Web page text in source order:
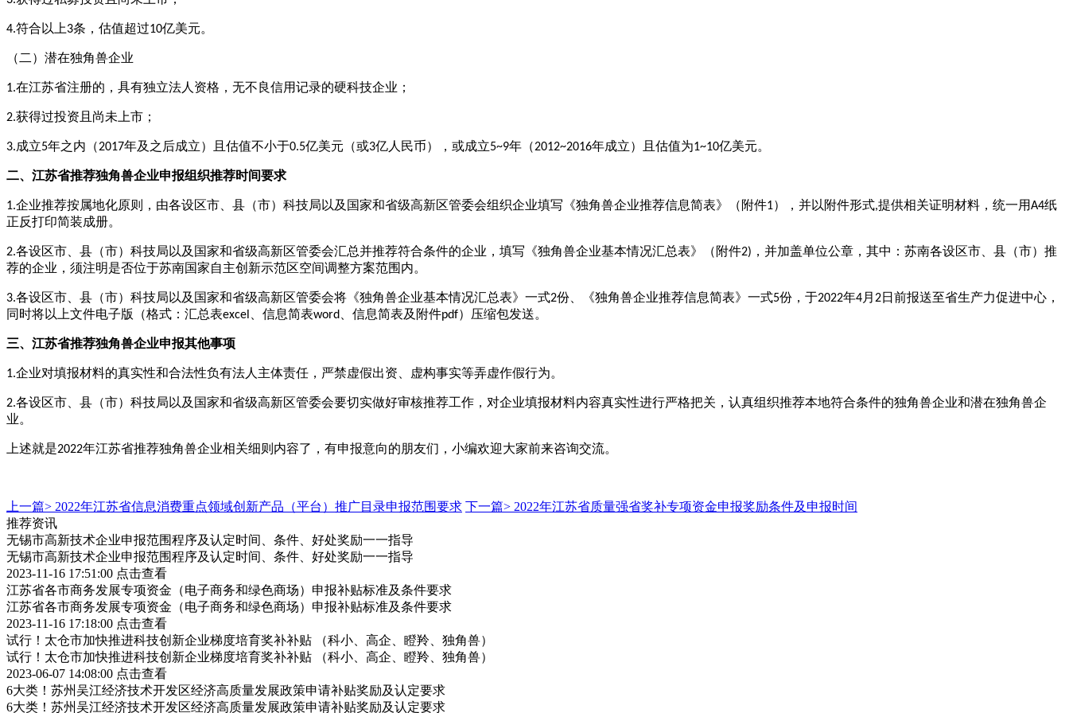
4.符合以上3条，估值超过10亿美元。
（二）潜在独角兽企业
1.在江苏省注册的，具有独立法人资格，无不良信用记录的硬科技企业；
2.获得过投资且尚未上市；
3.成立5年之内（2017年及之后成立）且估值不小于0.5亿美元（或3亿人民币），或成立5~9年（2012~2016年成立）且估值为1~10亿美元。
二、 江苏省推荐独角兽企业申报组织推荐时间要求
1.企业推荐按属地化原则，由各设区市、县（市）科技局以及国家和省级高新区管委会组织企业填写《独角兽企业推荐信息简表》（附件1），并以附件形式,提供相关证明材料，统一用A4纸
正反打印简装成册。
2.各设区市、县（市）科技局以及国家和省级高新区管委会汇总并推荐符合条件的企业，填写《独角兽企业基本情况汇总表》（附件2)，并加盖单位公章，其中：苏南各设区市、县（市）推
荐的企业，须注明是否位于苏南国家自主创新示范区空间调整方案范围内。
3.各设区市、县（市）科技局以及国家和省级高新区管委会将《独角兽企业基本情况汇总表》一式2份、《独角兽企业推荐信息简表》一式5份，于2022年4月2日前报送至省生产力促进中心，
同时将以上文件电子版（格式：汇总表excel、信息简表word、信息简表及附件pdf）压缩包发送。
三、 江苏省推荐独角兽企业申报其他事项
1.企业对填报材料的真实性和合法性负有法人主体责任，严禁虚假出资、虚构事实等弄虚作假行为。
2.各设区市、县（市）科技局以及国家和省级高新区管委会要切实做好审核推荐工作，对企业填报材料内容真实性进行严格把关，认真组织推荐本地符合条件的独角兽企业和潜在独角兽企
业。
上述就是2022年江苏省推荐独角兽企业相关细则内容了，有申报意向的朋友们，小编欢迎大家前来咨询交流。
上一篇> 2022年江苏省信息消费重点领域创新产品（平台）推广目录申报范围要求 下一篇> 2022年江苏省质量强省奖补专项资金申报奖励条件及申报时间
推荐资讯
无锡市高新技术企业申报范围程序及认定时间、条件、好处奖励一一指导
无锡市高新技术企业申报范围程序及认定时间、条件、好处奖励一一指导
2023-11-16 17:51:00 点击查看
江苏省各市商务发展专项资金（电子商务和绿色商场）申报补贴标准及条件要求
江苏省各市商务发展专项资金（电子商务和绿色商场）申报补贴标准及条件要求
2023-11-16 17:18:00 点击查看
试行！太仓市加快推进科技创新企业梯度培育奖补补贴 （科小、高企、瞪羚、独角兽）
试行！太仓市加快推进科技创新企业梯度培育奖补补贴 （科小、高企、瞪羚、独角兽）
2023-06-07 14:08:00 点击查看
6大类！苏州吴江经济技术开发区经济高质量发展政策申请补贴奖励及认定要求
6大类！苏州吴江经济技术开发区经济高质量发展政策申请补贴奖励及认定要求